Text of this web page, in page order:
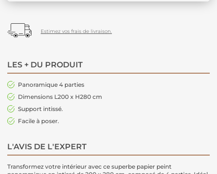
Estimez vos frais de livraison.
LES + DU PRODUIT
Panoramique 4 parties
Dimensions L200 x H280 cm
Support intissé.
Facile à poser.
L'AVIS DE L'EXPERT
Transformez votre intérieur avec ce superbe papier peint